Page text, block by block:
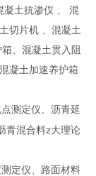
凝土抗渗仪 、 混
切片机 、混凝土
、混凝土贯入阻
凝土加速养护箱
测定仪、沥青延
青混合料z大理论
定仪、路面材料